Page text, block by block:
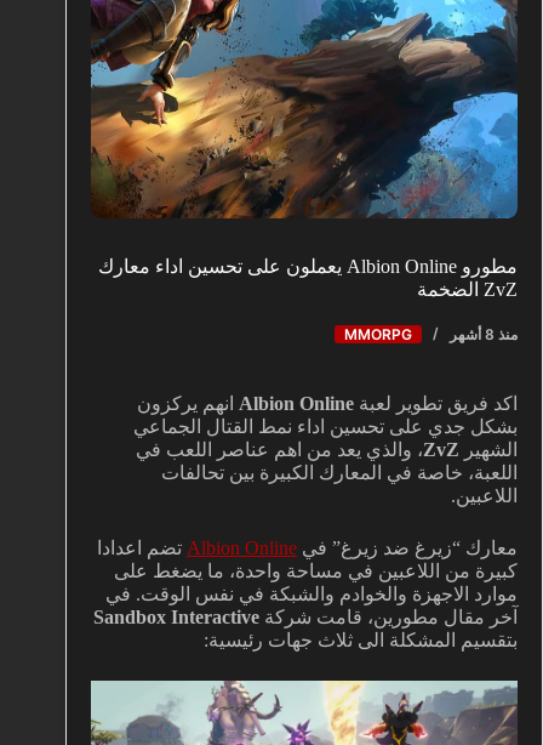
مطورو Albion Online يعملون على تحسين اداء معارك
ZvZ الضخمة
منذ 8 أشهر MMORPG
اكد فريق تطوير لعبة Albion Online انهم يركزون
بشكل جدي على تحسين اداء نمط القتال الجماعي
الشهير ZvZ، والذي يعد من اهم عناصر اللعب في
اللعبة، خاصة في المعارك الكبيرة بين تحالفات
اللاعبين.
معارك “زيرغ ضد زيرغ” في Albion Online تضم اعدادا
كبيرة من اللاعبين في مساحة واحدة، ما يضغط على
موارد الاجهزة والخوادم والشبكة في نفس الوقت. في
آخر مقال مطورين، قامت شركة Sandbox Interactive
بتقسيم المشكلة الى ثلاث جهات رئيسية: